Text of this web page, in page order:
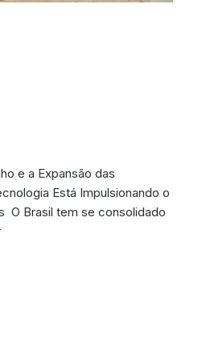
e a Expansão das
Está Impulsionando o
O Brasil tem se consolidado